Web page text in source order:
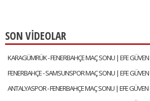
SON VİDEOLAR
KARAGÜMRÜK - FENERBAHÇE MAÇ SONU | EFE
FENERBAHÇE - SAMSUNSPOR MAÇ SONU | EFE GÜVEN
ANTALYASPOR - FENERBAHÇE MAÇ SONU | EFE GÜVEN